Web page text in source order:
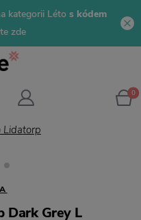
kategorii Léto s kódem
zde
0
Dark Grey L